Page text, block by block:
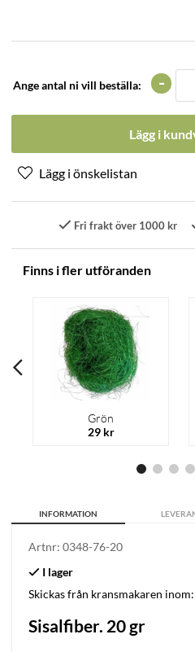
Ange antal ni vill beställa: -
Lägg i
Fri frakt över 1000 kr
Finns i fler utföranden
Grön
29 kr
INFORMATION
Artnr: 0348-76-20
Skickas från kransmakaren inom:
Sisalfiber. 20 gr